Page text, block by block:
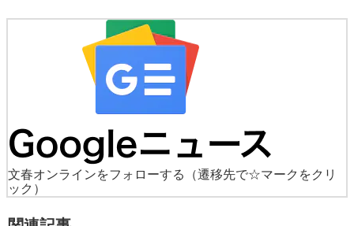
文春オンラインをフォローする
（遷移先で☆マークをクリ
ック）